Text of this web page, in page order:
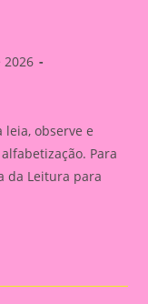
2026
observe e
Para
da Leitura para